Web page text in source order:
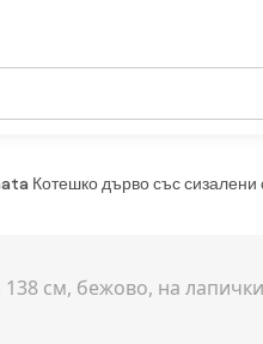
Котешко дърво със сизалени